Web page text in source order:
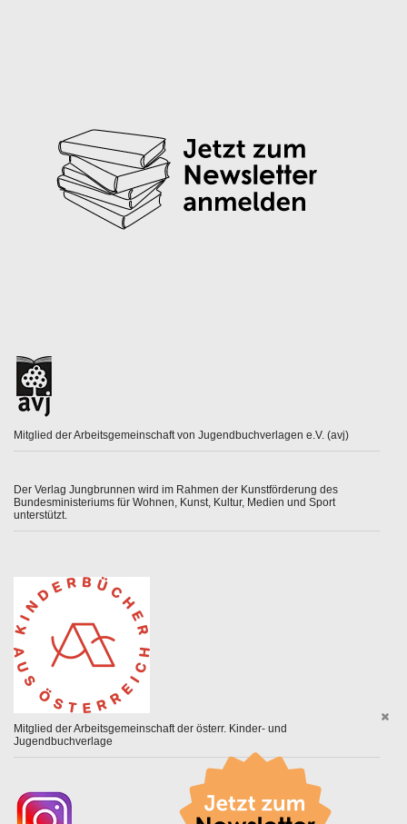
Mitglied der Arbeitsgemeinschaft von Jugendbuchverlagen e.V. (avj)
Der Verlag Jungbrunnen wird im Rahmen der Kunstförderung des
Bundesministeriums für Wohnen, Kunst, Kultur, Medien und Sport
unterstützt.
Mitglied der Arbeitsgemeinschaft der österr. Kinder- und
Jugendbuchverlage